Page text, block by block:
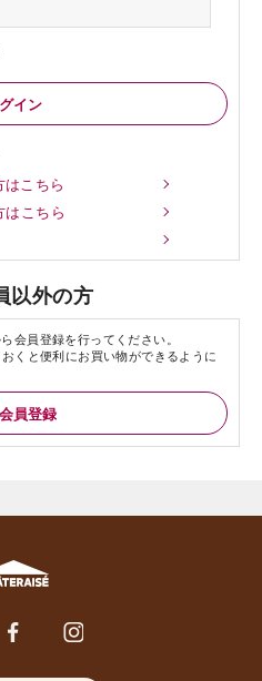
こちら
こちら
以外の方
会員登録を行ってください。
くと便利にお買い物ができるように